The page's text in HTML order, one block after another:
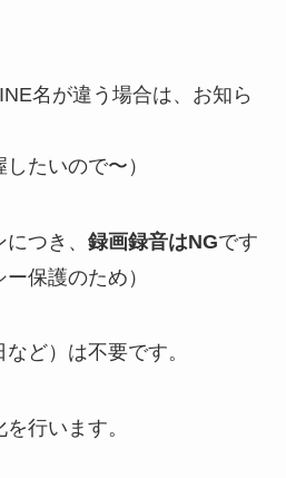
名が違う場合は、お知ら
たいので〜）
つき、 録画録音はNGです
保護のため）
ど）は不要です。
行います。